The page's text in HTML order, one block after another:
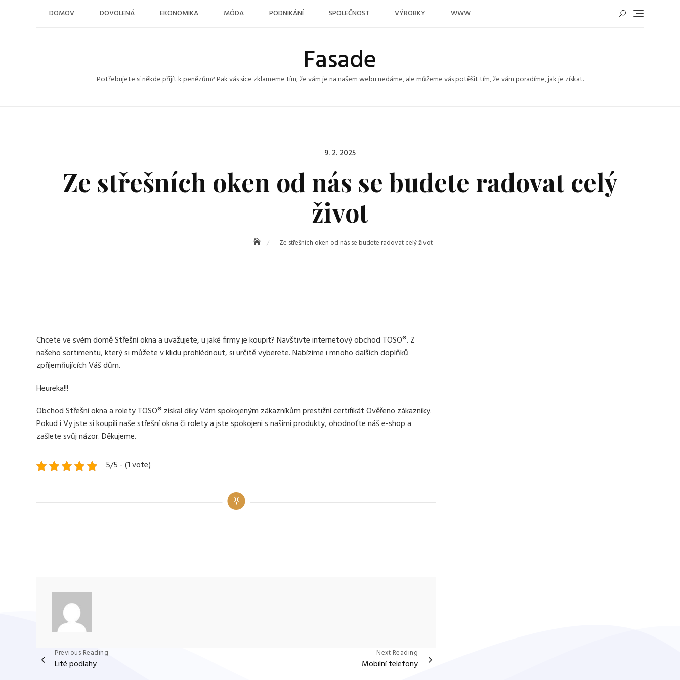
DOMOV DOVOLENÁ EKONOMIKA MÓDA PODNIKÁNÍ SPOLEČNOST VÝROBKY WWW
Fasade
Potřebujete si někde přijít k penězům? Pak vás sice zklameme tím, že vám je na našem webu nedáme, ale můžeme vás potěšit tím, že vám poradíme, jak je získat.
Posted
9. 2. 2025
Ze střešních oken od nás se budete radovat celý
život
Ze střešních oken od nás se budete radovat celý život
Chcete ve svém doměStřešní oknaa uvažujete, u jaké firmy je koupit? Navštivte internetový obchod TOSO®. Z
našeho sortimentu, který si můžete v klidu prohlédnout, si určitě vyberete. Nabízíme i mnoho dalších doplňků
zpříjemňujících Váš dům.
Heureka!!!
Obchod Střešní okna a rolety TOSO® získal díky Vám spokojeným zákazníkům prestižní certifikát Ověřeno zákazníky.
Pokud i Vy jste si koupili naše střešní okna či rolety a jste spokojeni s našimi produkty, ohodnoťte náš e-shop a
zašlete svůj názor. Děkujeme.
5/5 - (1 vote)
Navigace
Previous Reading
Lité podlahy
Next Reading
Mobilní telefony